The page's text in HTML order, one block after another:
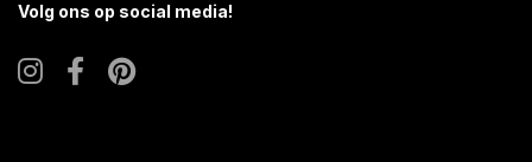
Volg ons op social media!